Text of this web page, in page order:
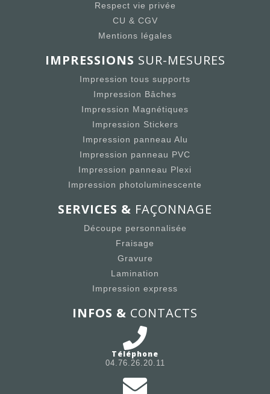
Respect vie privée
CU & CGV
Mentions légales
IMPRESSIONS SUR-MESURES
Impression tous supports
Impression Bâches
Impression Magnétiques
Impression Stickers
Impression panneau Alu
Impression panneau PVC
Impression panneau Plexi
Impression photoluminescente
SERVICES & FAÇONNAGE
Découpe personnalisée
Fraisage
Gravure
Lamination
Impression express
INFOS & CONTACTS
Téléphone
04.76.26.20.11